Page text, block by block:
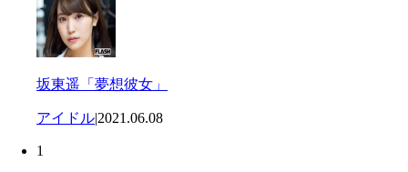
坂東遥「夢想彼女」
アイドル|2021.06.08
1